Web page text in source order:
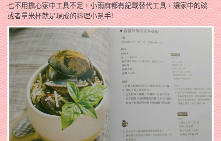
也不用擔心家中工具不足，小雨麻都有記載替代工具，讓家中的碗
或者量米杯就是現成的料理小幫手!